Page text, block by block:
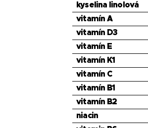
kyselina linolová
vitamín A
vitamín D3
vitamín E
vitamín K1
vitamín C
vitamín B1
vitamín B2
niacin